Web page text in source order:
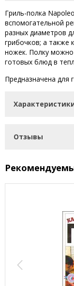
Гриль-полка
вспомогательной
разных диаметров
грибочков; а также
ножек. Полку
готовых блюд в
Предназначена для
Отзывы